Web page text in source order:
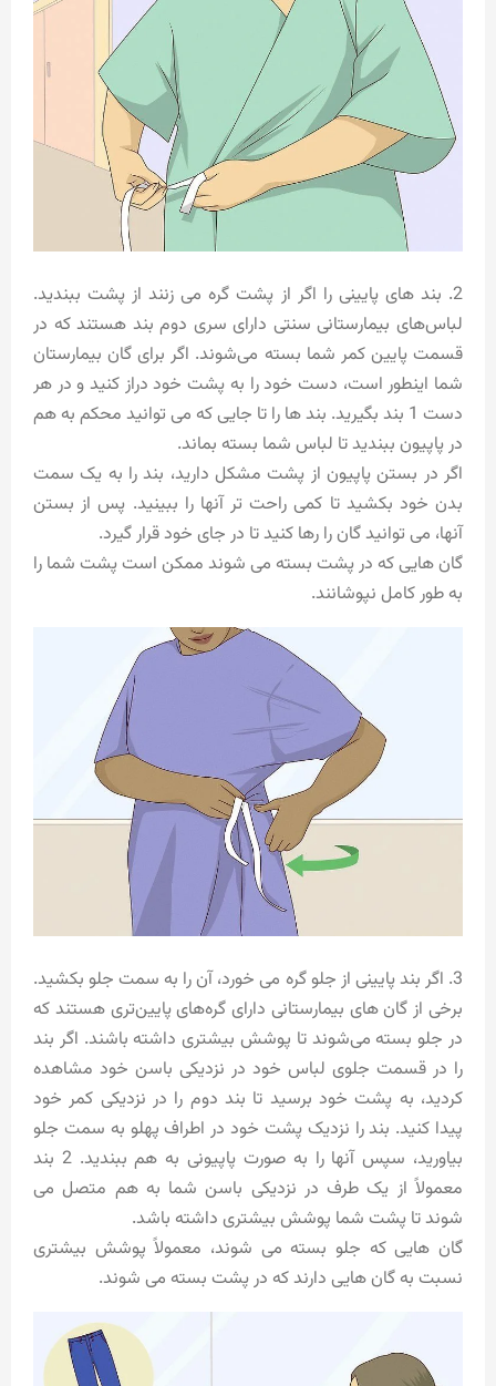
2. بند های پایینی را اگر از پشت گره می زنند از پشت ببندید.
لباس‌های بیمارستانی سنتی دارای سری دوم بند هستند که در
قسمت پایین کمر شما بسته می‌شوند. اگر برای گان بیمارستان
شما اینطور است، دست خود را به پشت خود دراز کنید و در هر
دست 1 بند بگیرید. بند ها را تا جایی که می توانید محکم به هم
در پاپیون ببندید تا لباس شما بسته بماند.
اگر در بستن پاپیون از پشت مشکل دارید، بند را به یک سمت
بدن خود بکشید تا کمی راحت تر آنها را ببینید. پس از بستن
آنها، می توانید گان را رها کنید تا در جای خود قرار گیرد.
گان هایی که در پشت بسته می شوند ممکن است پشت شما را
به طور کامل نپوشانند.
3. اگر بند پایینی از جلو گره می خورد، آن را به سمت جلو بکشید.
برخی از گان های بیمارستانی دارای گره‌های پایین‌تری هستند که
در جلو بسته می‌شوند تا پوشش بیشتری داشته باشند. اگر بند
را در قسمت جلوی لباس خود در نزدیکی باسن خود مشاهده
کردید، به پشت خود برسید تا بند دوم را در نزدیکی کمر خود
پیدا کنید. بند را نزدیک پشت خود در اطراف پهلو به سمت جلو
بیاورید، سپس آنها را به صورت پاپیونی به هم ببندید. 2 بند
معمولاً از یک طرف در نزدیکی باسن شما به هم متصل می
شوند تا پشت شما پوشش بیشتری داشته باشد.
گان هایی که جلو بسته می شوند، معمولاً پوشش بیشتری
نسبت به گان هایی دارند که در پشت بسته می شوند.